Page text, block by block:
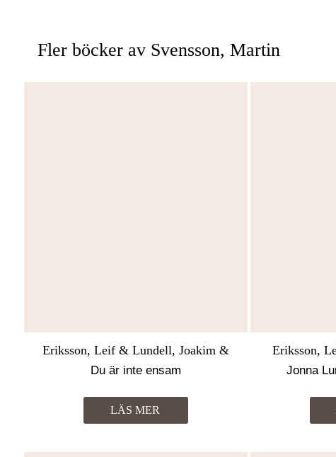
Fler böcker av Svensson, Martin
Eriksson, Leif & Lundell, Joakim &
Svensson, Martin
Du är inte ensam
LÄS MER
Eriksson,
Jonna